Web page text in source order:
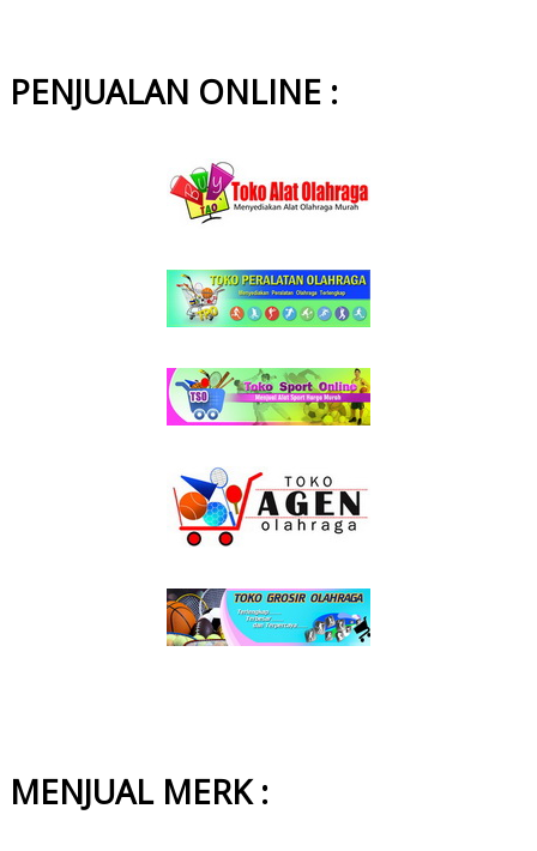
PENJUALAN ONLINE :
MENJUAL MERK :